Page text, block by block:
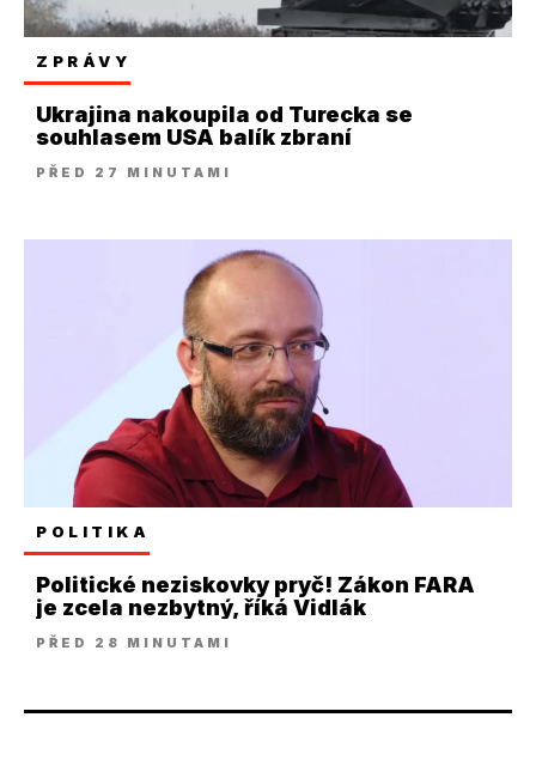
ZPRÁVY
Ukrajina nakoupila od Turecka se
souhlasem USA balík zbraní
PŘED 27 MINUTAMI
POLITIKA
Politické neziskovky pryč! Zákon FARA
je zcela nezbytný, říká Vidlák
PŘED 28 MINUTAMI